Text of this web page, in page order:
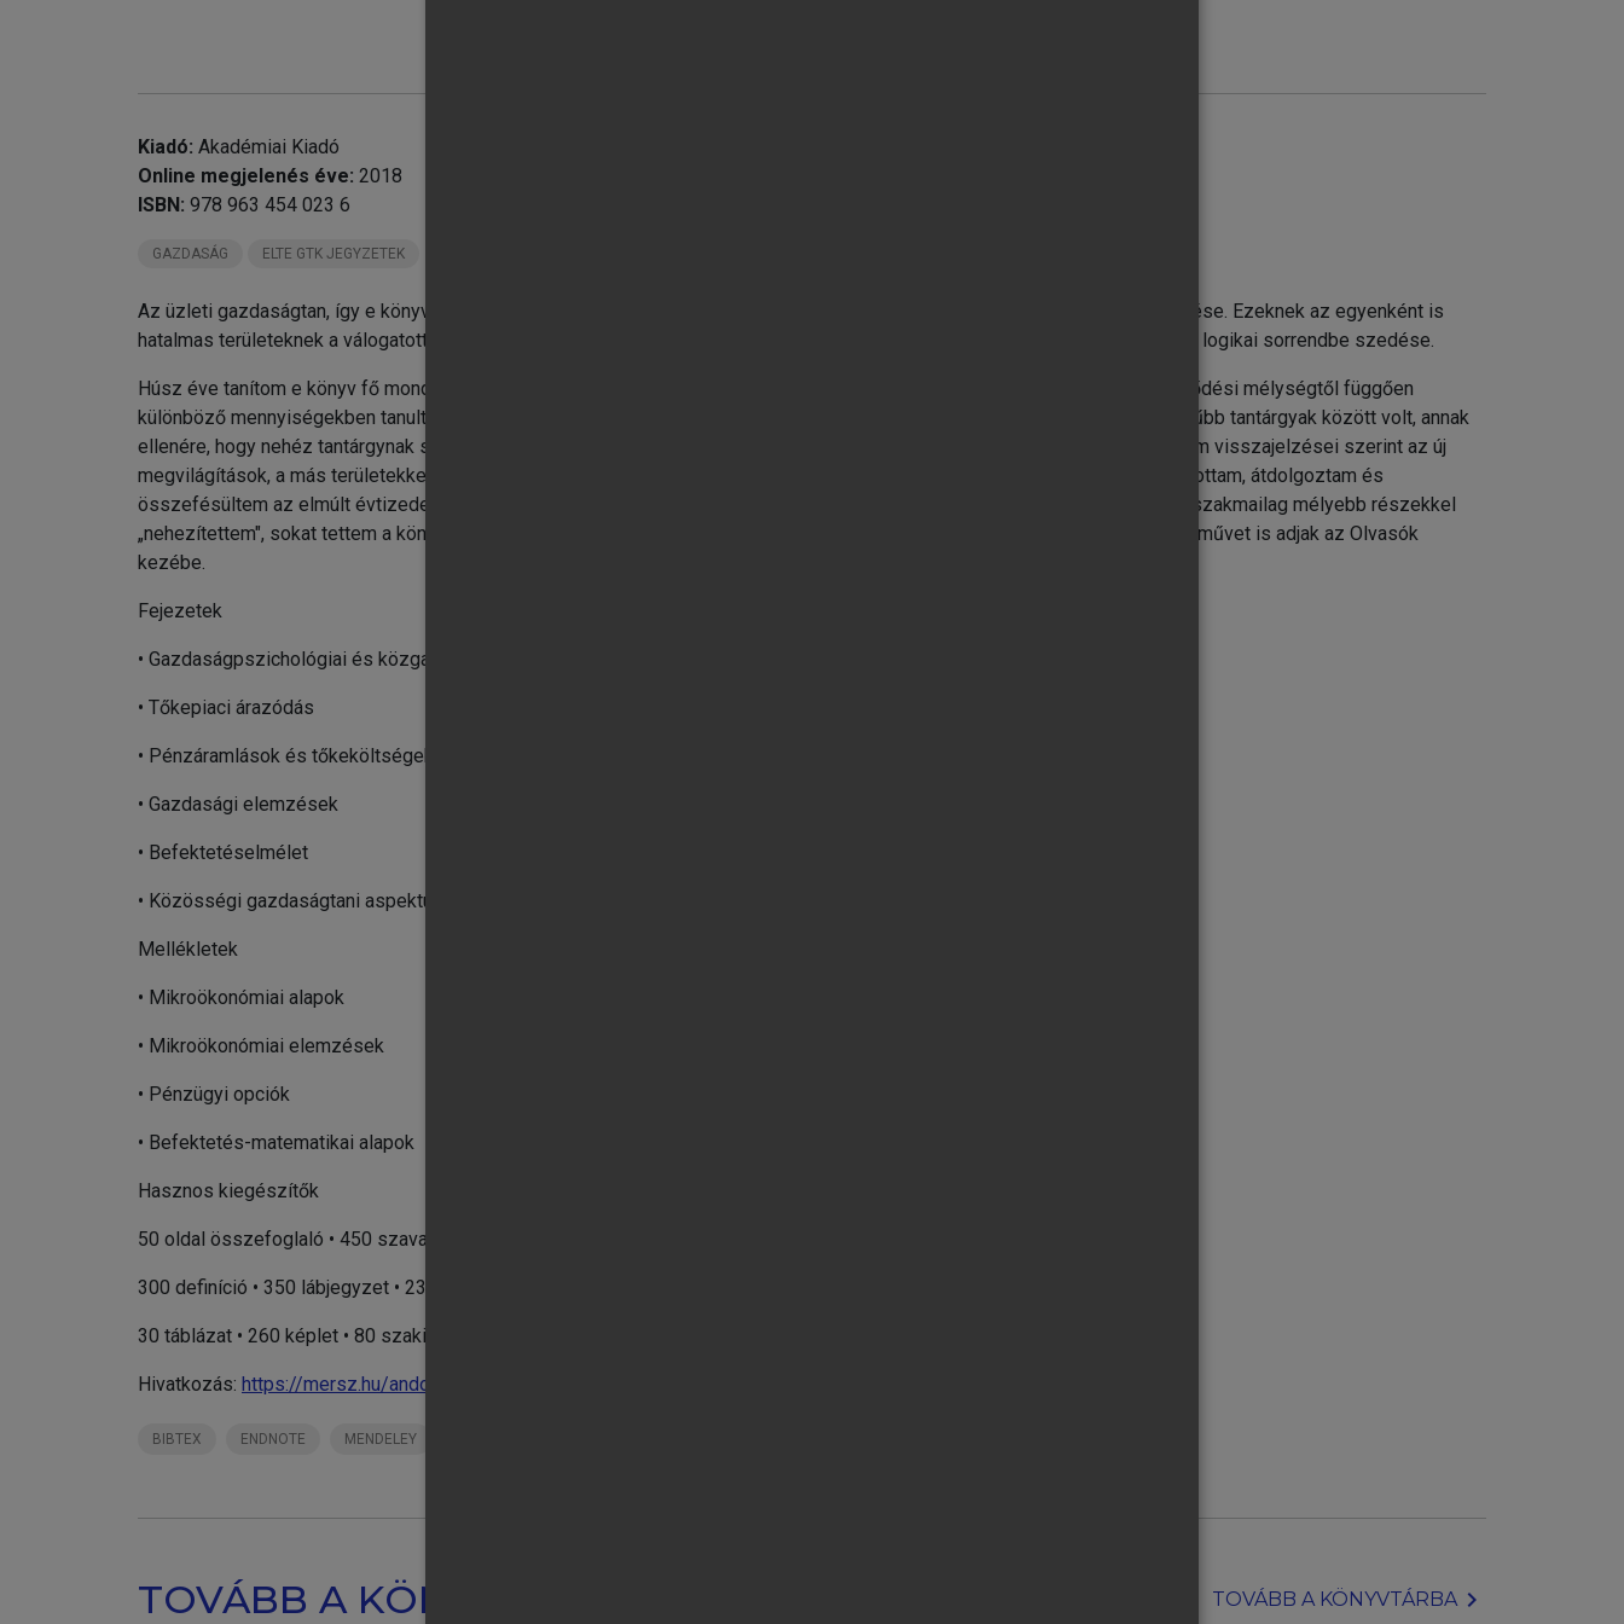
Kiadó: Akadémiai Kiadó
Online megjelenés éve: 2018
ISBN: 978 963 454 023 6
GAZDASÁG ELTE GTK JEGYZETEK
Az üzleti gazdaságtan, így e könyv is, a közgazdaságtan, a pénzügyek és a befektetéselmélet egyes fejezeteinek összefűzése. Ezeknek az egyenként is
hatalmas területeknek a válogatott témaköreiről van szó, a lényeg éppen ezek összekötése, egyetlen olvasmányos, tanulható logikai sorrendbe szedése.
Húsz éve tanítom e könyv fő mondanivalóját. Időközben vagy tízezer hallgatóm lehetett, legtöbbjük mesterszakos. Az érdeklődési mélységtől függően
különböző mennyiségekben tanultak üzleti gazdaságtant, sokan több tantárgyra szétválasztva. Azonban mindig a legnépszerűbb tantárgyak között volt, annak
ellenére, hogy nehéz tantárgynak számított, és számos részlete sokaknak már ismerős volt korábbi tanulmányaiból. Hallgatóim visszajelzései szerint az új
megvilágítások, a más területekkel való átkötések, a „végre megértettem" érzések tették érdekfeszítővé. E könyvben megújítottam, átdolgoztam és
összefésültem az elmúlt évtizedek során már ilyen-olyan publikációimban és kézirataimban elkészített részeket. Miközben szakmailag mélyebb részekkel
„nehezítettem", sokat tettem a könnyebb érthetőségért, tanulhatóságért, de azért is, hogy egyfajta kézikönyvként használható művet is adjak az Olvasók
kezébe.
Fejezetek
• Gazdaságpszichológiai és közgazdasági alapok
• Tőkepiaci árazódás
• Pénzáramlások és tőkeköltségek
• Gazdasági elemzések
• Befektetéselmélet
• Közösségi gazdaságtani aspektusok
Mellékletek
• Mikroökonómiai alapok
• Mikroökonómiai elemzések
• Pénzügyi opciók
• Befektetés-matematikai alapok
Hasznos kiegészítők
50 oldal összefoglaló • 450 szavas tárgymutató
300 definíció • 350 lábjegyzet • 230 ábra
30 táblázat • 260 képlet • 80 szakirodalmi utalás
Hivatkozás: https://mersz.hu/andor-uzleti-gazdasagtan//
BIBTEX ENDNOTE MENDELEY
TOVÁBB A KÖNYVTÁRBA TOVÁBB A KÖNYVTÁRBAchevron_right